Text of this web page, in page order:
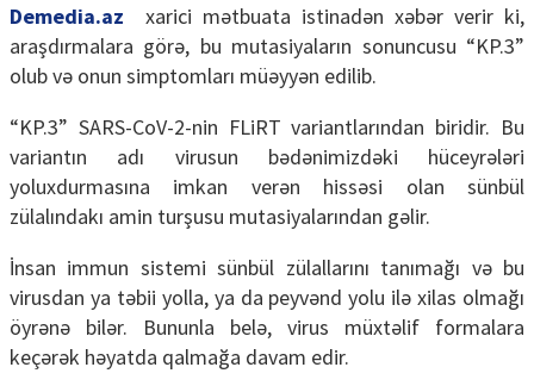
Demedia.az xarici mətbuata istinadən xəbər verir ki,
araşdırmalara görə, bu mutasiyaların sonuncusu “KP.3”
olub və onun simptomları müəyyən edilib.
“KP.3” SARS-CoV-2-nin FLiRT variantlarından biridir. Bu
variantın adı virusun bədənimizdəki hüceyrələri
yoluxdurmasına imkan verən hissəsi olan sünbül
zülalındakı amin turşusu mutasiyalarından gəlir.
İnsan immun sistemi sünbül zülallarını tanımağı və bu
virusdan ya təbii yolla, ya da peyvənd yolu ilə xilas olmağı
öyrənə bilər. Bununla belə, virus müxtəlif formalara
keçərək həyatda qalmağa davam edir.